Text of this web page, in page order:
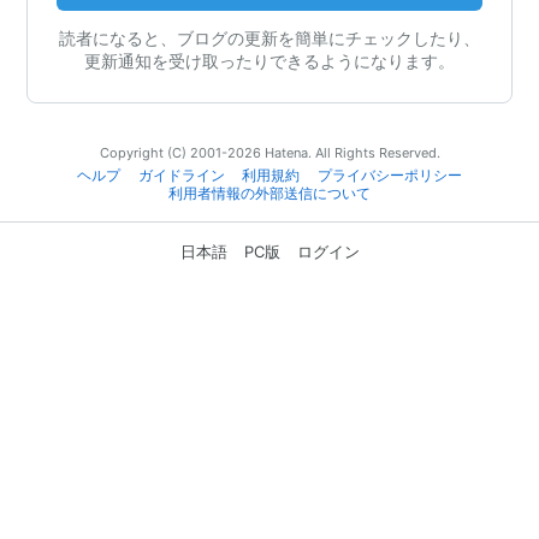
読者になると、ブログの更新を簡単にチェックしたり、
更新通知を受け取ったりできるようになります。
Copyright (C) 2001-2026 Hatena. All Rights Reserved.
ヘルプ
ガイドライン 利用規約
プライバシーポリシー
利用者情報の外部送信について
日本語 PC版 ログイン